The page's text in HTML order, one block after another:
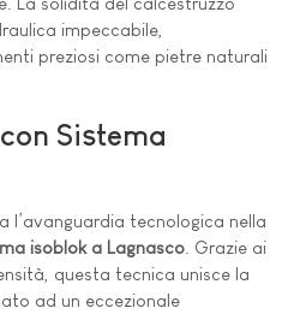
impeccabile,
preziosi come pietre naturali
Sistema
l’avanguardia tecnologica nella
isoblok a Lagnasco . Grazie ai
questa tecnica unisce la
ad un eccezionale